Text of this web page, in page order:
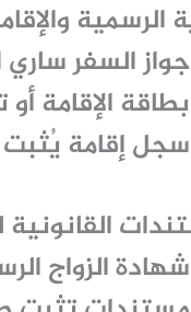
جواز السفر
بطاقة الإقامة أو
سجل إقامة يُثبت
شهادة الزواج